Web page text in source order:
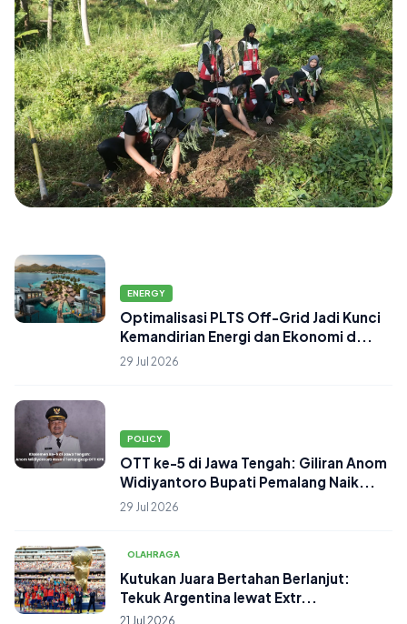
Cegah Longsor di Ungaran Barat, PPK
Ormawa PSC FH UNNES Gagas 'Green
Buffer Village' di De...
ENERGY
Optimalisasi PLTS Off-Grid Jadi Kunci
Kemandirian Energi dan Ekonomi d...
29 Jul 2026
POLICY
OTT ke-5 di Jawa Tengah: Giliran Anom
Widiyantoro Bupati Pemalang Naik...
29 Jul 2026
OLAHRAGA
Kutukan Juara Bertahan Berlanjut:
Tekuk Argentina lewat Extr...
21 Jul 2026